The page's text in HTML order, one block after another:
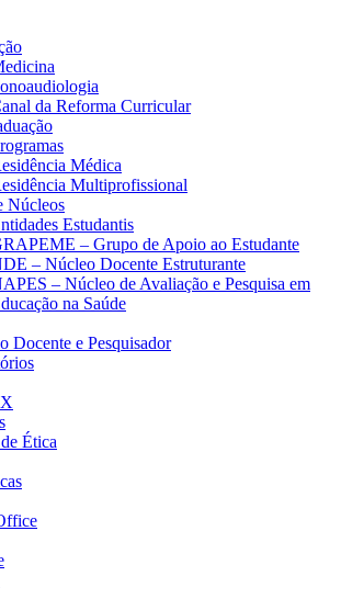
da Reforma Curricular
Médica
Multiprofissional
Núcleos
Estudantis
– Grupo de Apoio ao Estudante
– Núcleo Docente Estruturante
– Núcleo de Avaliação e Pesquisa em
na Saúde
Docente e Pesquisador
Ética